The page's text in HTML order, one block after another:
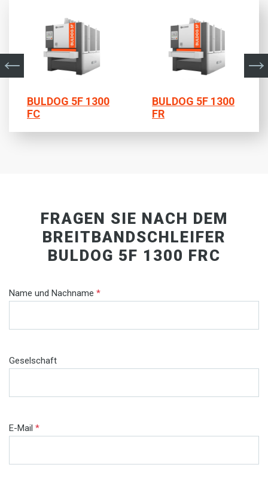
BULDOG 5F 1300
FC
BULDOG 5F 1300
FR
FRAGEN SIE NACH DEM
BREITBANDSCHLEIFER
BULDOG 5F 1300 FRC
Name und Nachname *
Geselschaft
E-Mail *